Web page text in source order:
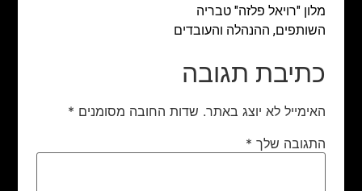
מלון "רויאל פלזה" טבריה
השותפים, ההנהלה והעובדים
כתיבת תגובה
האימייל לא יוצג באתר. שדות החובה מסומנים *
התגובה שלך *